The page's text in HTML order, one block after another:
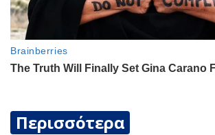
Περισσότερα